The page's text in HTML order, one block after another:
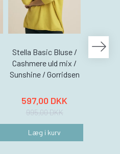
Stella Basic Bluse /
Cashmere uld mix /
Sunshine / Gorridsen
597,00 DKK
995,00 DKK
Læg i kurv
Stella